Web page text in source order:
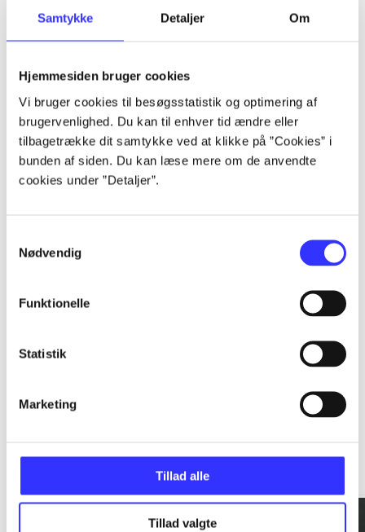
Samtykke Detaljer Om
Hjemmesiden bruger cookies
Vi bruger cookies til besøgsstatistik og optimering af
brugervenlighed. Du kan til enhver tid ændre eller
tilbagetrække dit samtykke ved at klikke på ”Cookies” i
bunden af siden. Du kan læse mere om de anvendte
cookies under ”Detaljer”.
Nødvendig
Funktionelle
Statistik
Marketing
Tillad alle
Tillad valgte
Artikler
...
...
...
...
Gå til serien